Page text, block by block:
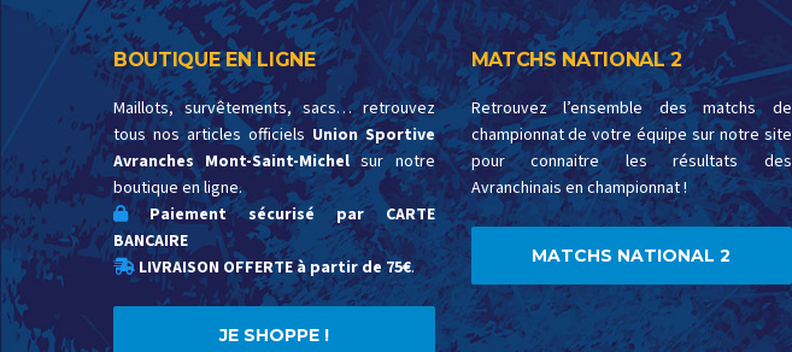
BOUTIQUE EN LIGNE
Maillots, survêtements, sacs… retrouvez
tous nos articles officiels Union Sportive
Avranches Mont-Saint-Michelsur notre
boutique en ligne.
Paiement sécurisé par CARTE
BANCAIRE
LIVRAISON OFFERTE à partir de 75€.
JE SHOPPE !
MATCHS NATIONAL 2
Retrouvez l’ensemble des matchs de
championnat de votre équipe sur notre site
pour connaitre les résultats des
Avranchinais en championnat !
MATCHS NATIONAL 2